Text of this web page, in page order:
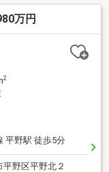
分）・セブンイレ
歩5分）・ココカ
歩5分）・平野大
万円
2
平野駅 徒歩5分
平野区平野北２